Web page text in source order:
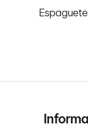
Espaguete